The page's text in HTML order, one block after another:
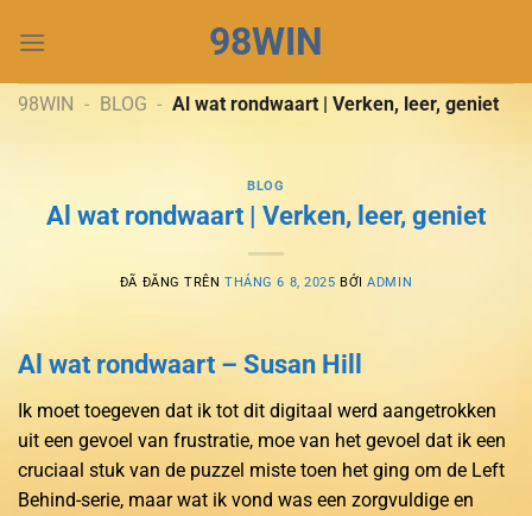
đến
dung
98WIN
98WIN - BLOG - Al wat rondwaart | Verken, leer, geniet
BLOG
Al wat rondwaart | Verken, leer, geniet
ĐÃ ĐĂNG TRÊNTHÁNG 6 8, 2025 BỞIADMIN
Al wat rondwaart – Susan Hill
Ik moet toegeven dat ik tot dit digitaal werd aangetrokken
uit een gevoel van frustratie, moe van het gevoel dat ik een
cruciaal stuk van de puzzel miste toen het ging om de Left
Behind-serie, maar wat ik vond was een zorgvuldige en